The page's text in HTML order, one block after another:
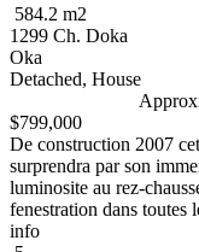
584.2 m2
1299 Ch. Doka
Oka
Detached, House
$799,000
De construction 2007
surprendra par son
luminosite au rez-
fenestration dans toutes
info